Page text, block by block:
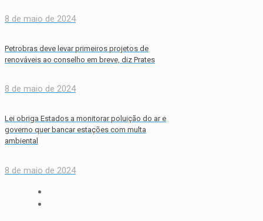
8 de maio de 2024
Petrobras deve levar primeiros projetos de
renováveis ao conselho em breve, diz Prates
8 de maio de 2024
Lei obriga Estados a monitorar poluição do ar e
governo quer bancar estações com multa
ambiental
8 de maio de 2024